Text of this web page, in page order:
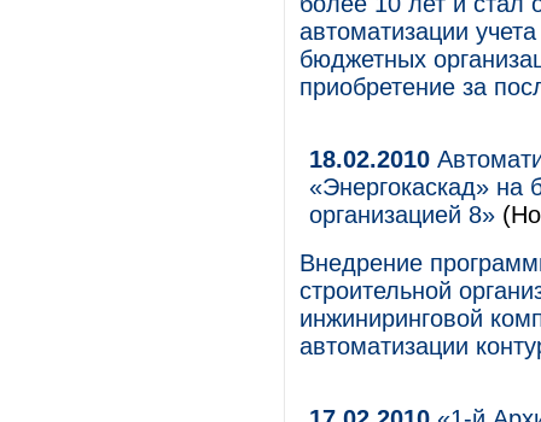
автоматизации
бюджетных
приобретение за
18.02.2010
«Энергокаскад» на
организацией 8»
Внедрение
строительной
инжиниринговой
автоматизации